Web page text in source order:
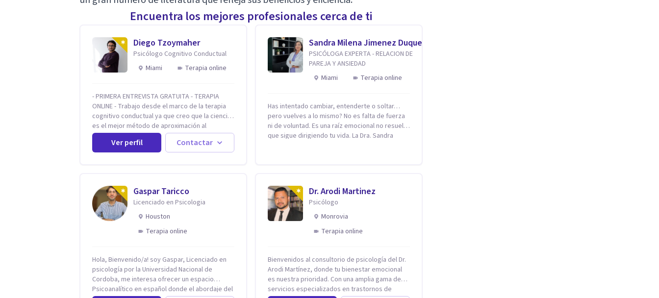
Encuentra los mejores profesionales cerca de ti
Diego Tzoymaher
Psicólogo Cognitivo Conductual
Miami
Terapia online
- PRIMERA ENTREVISTA GRATUITA - TERAPIA
ONLINE - Trabajo desde el marco de la terapia
cognitivo conductual ya que creo que la ciencia
es el mejor método de aproximación al
conocimiento en general y a la psicoterapia en
particular. Me interesan los procesos de cambio
conductual por los que una persona pueda
emocionales. Abordo patologías específicas
como trastornos de ansiedad y del ánimo, y
también crisis vitales y procesos de
crecimiento personal.
Ver perfil Contactar
Sandra Milena Jimenez Duque
PSICÓLOGA EXPERTA - RELACION DE
PAREJA Y ANSIEDAD
Miami
Terapia online
Has intentado cambiar, entenderte o soltar…
pero vuelves a lo mismo? No es falta de fuerza
ni de voluntad. Es una raíz emocional no resuelta
que sigue dirigiendo tu vida. La Dra. Sandra
autoestima, la dependencia emocional y los
conflictos de pareja. Ha trabajado con pacientes
en diferentes países, acompañando procesos
complejos. Su enfoque terapéutico se
diferencia por una premisa clara: no trabaja el
síntoma, trabaja la raíz que lo origina. Su
reprocesamiento de heridas de la infancia y
reestructuración cognitiva profunda,
permitiendo transformar patrones, emociones
y decisiones desde su origen. Si buscas un
Gaspar Taricco
Licenciado en Psicologia
Houston
Terapia online
Hola, Bienvenido/a! soy Gaspar, Licenciado en
psicología por la Universidad Nacional de
Cordoba, me interesa ofrecer un espacio
Psicoanalítico en español donde el abordaje del
Dr. Arodi Martinez
Psicólogo
Monrovia
Terapia online
Bienvenidos al consultorio de psicología del Dr.
Arodi Martínez, donde tu bienestar emocional
es nuestra prioridad. Con una amplia gama de
servicios especializados en trastornos de